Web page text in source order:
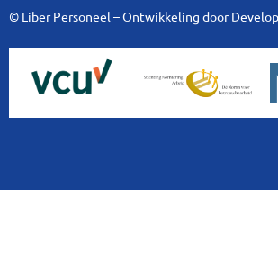
© Liber Personeel – Ontwikkeling door